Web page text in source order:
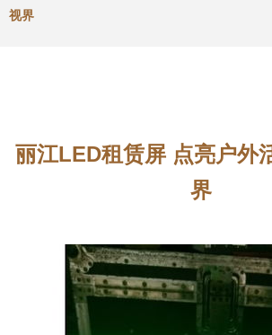
视界
丽江LED租赁屏 点亮户外
界